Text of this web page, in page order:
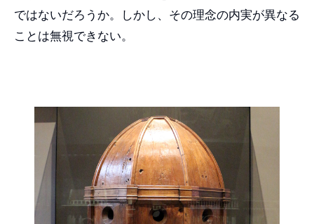
ではないだろうか。しかし、その理念の内実が異なる
ことは無視できない。